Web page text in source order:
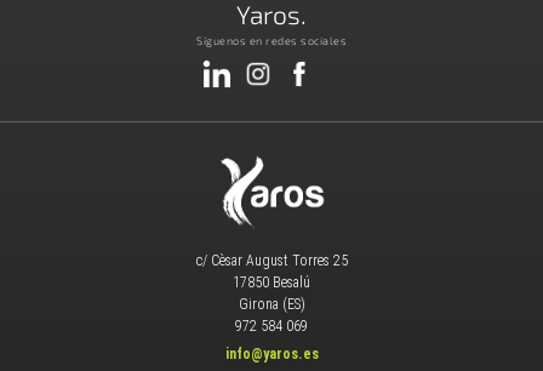
Yaros.
Síguenos en redes sociales
c/ Cèsar August Torres 25
17850 Besalú
Girona (ES)
972 584 069
info@yaros.es